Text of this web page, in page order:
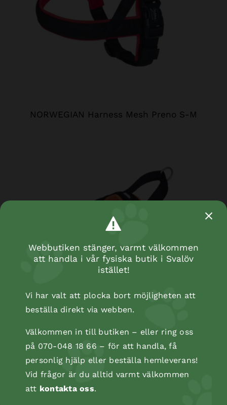
NORWEGIAN Harness Mesh Preno S-M
NORWEGIAN Harness Mesh Preno L
Webbutiken stänger, varmt välkommen
att handla i vår fysiska butik i Svalöv
istället!
Vi har valt att plocka bort möjligheten att
beställa direkt via webben.
Välkommen in till butiken – eller ring oss
på 070-048 18 66 – för att handla, få
personlig hjälp eller beställa hemleverans!
Vid frågor är du alltid varmt välkommen
att kontakta oss.